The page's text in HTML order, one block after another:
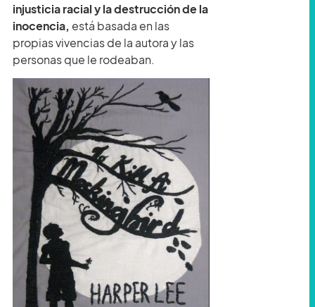
injusticia racial y la destrucción de la
inocencia, está basada en las
propias vivencias de la autora y las
personas que le rodeaban.